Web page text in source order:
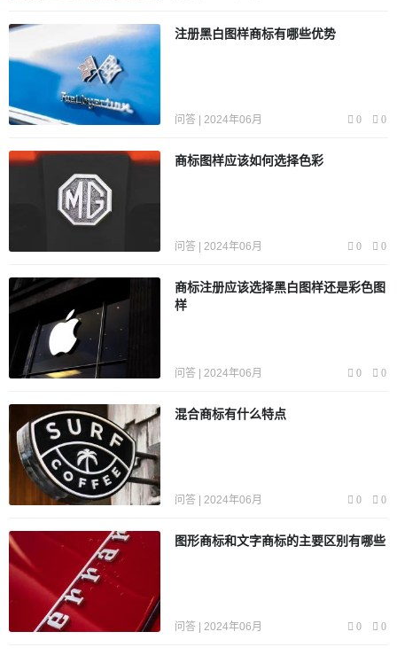
注册黑白图样商标有哪些优势
问答 | 2024年06月 0 0
商标图样应该如何选择色彩
问答 | 2024年06月 0 0
商标注册应该选择黑白图样还是彩色图
样
问答 | 2024年06月 0 0
混合商标有什么特点
问答 | 2024年06月 0 0
图形商标和文字商标的主要区别有哪些
问答 | 2024年06月 0 0